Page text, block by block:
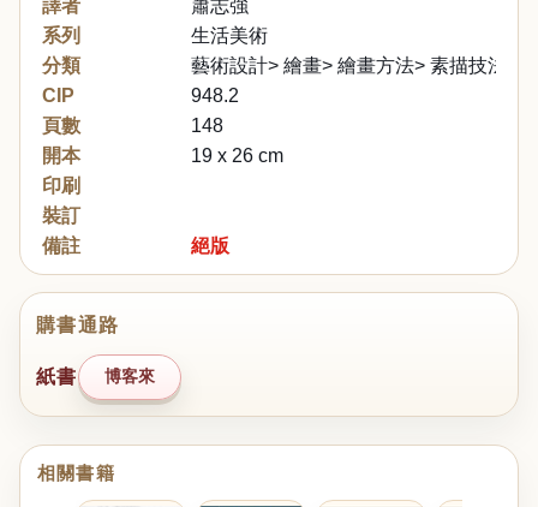
譯者
蕭志強
系列
生活美術
分類
藝術設計> 繪畫> 繪畫方法> 素描技法
CIP
948.2
頁數
148
開本
19 x 26 cm
印刷
裝訂
備註
絕版
購書通路
紙書 博客來
相關書籍